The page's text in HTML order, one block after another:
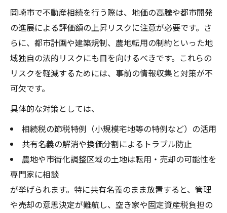
円滑な遺産分割協議を実現するために重要な視
点
不動産相続を巡る遺産分割協議の進め方
法的制約を考慮した不動産相続の協議準備
未成年や認知症相続人を含む協議の留意点
夫
将来を守る岡崎市の土地相続実践ポイント
不動産相続で家族の資産を安全に守る方法
岡崎市における土地相続の最新動向を解説
遺言や信託を活用した不動産相続の工夫
岡崎市で不動産相続を行う際は、地価の高騰や都市開発
の進展による評価額の上昇リスクに注意が必要です。さ
らに、都市計画や建築規制、農地転用の制約といった地
域独自の法的リスクにも目を向けるべきです。これらの
リスクを軽減するためには、事前の情報収集と対策が不
可欠です。
具体的な対策としては、
相続税の節税特例（小規模宅地等の特例など）の活用
共有名義の解消や換価分割によるトラブル防止
農地や市街化調整区域の土地は転用・売却の可能性を
専門家に相談
が挙げられます。特に共有名義のまま放置すると、管理
や売却の意思決定が難航し、空き家や固定資産税負担の